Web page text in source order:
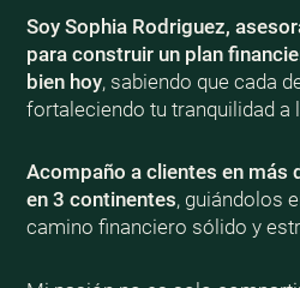
Soy Sophia Rodriguez,
para construir un plan
bien hoy, sabiendo que cada
fortaleciendo tu tranquilidad a
Acompaño a clientes en más
en 3 continentes, guiándolos
camino financiero sólido y